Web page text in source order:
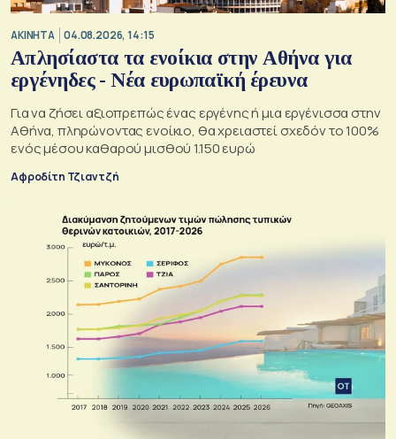
ΑΚΙΝΗΤΑ 04.08.2026, 14:15
Απλησίαστα τα ενοίκια στην Αθήνα για
εργένηδες - Νέα ευρωπαϊκή έρευνα
Για να ζήσει αξιοπρεπώς ένας εργένης ή μια εργένισσα στην
Αθήνα, πληρώνοντας ενοίκιο, θα χρειαστεί σχεδόν το 100%
ενός μέσου καθαρού μισθού 1.150 ευρώ
Αφροδίτη Τζιαντζή